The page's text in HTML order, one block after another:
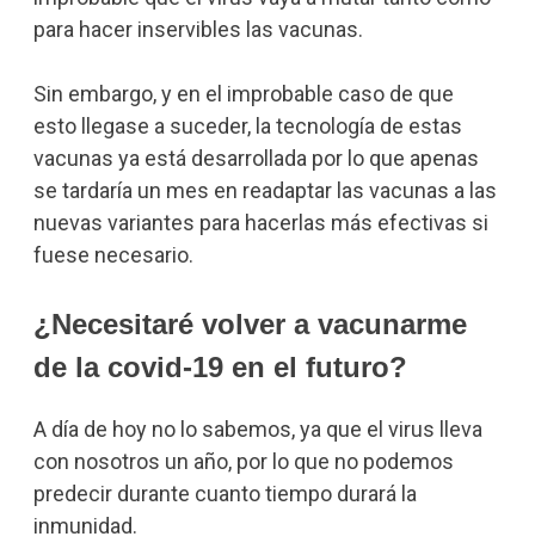
para hacer inservibles las vacunas.
Sin embargo, y en el improbable caso de que
esto llegase a suceder, la tecnología de estas
vacunas ya está desarrollada por lo que apenas
se tardaría un mes en readaptar las vacunas a las
nuevas variantes para hacerlas más efectivas si
fuese necesario.
¿Necesitaré volver a vacunarme
de la covid-19 en el futuro?
A día de hoy no lo sabemos, ya que el virus lleva
con nosotros un año, por lo que no podemos
predecir durante cuanto tiempo durará la
inmunidad.